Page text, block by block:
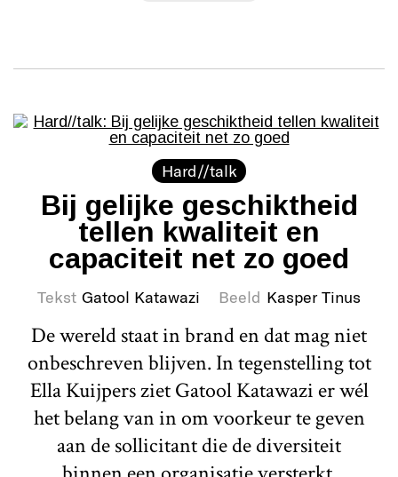
Hard//talk
Bij gelijke geschiktheid
tellen kwaliteit en
capaciteit net zo goed
Tekst Gatool Katawazi Beeld Kasper Tinus
De wereld staat in brand en dat mag niet
onbeschreven blijven. In tegenstelling tot
Ella Kuijpers ziet Gatool Katawazi er wél
het belang van in om voorkeur te geven
aan de sollicitant die de diversiteit